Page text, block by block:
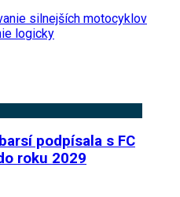
silnejších motocyklov
logicky
podpísala s FC
roku 2029